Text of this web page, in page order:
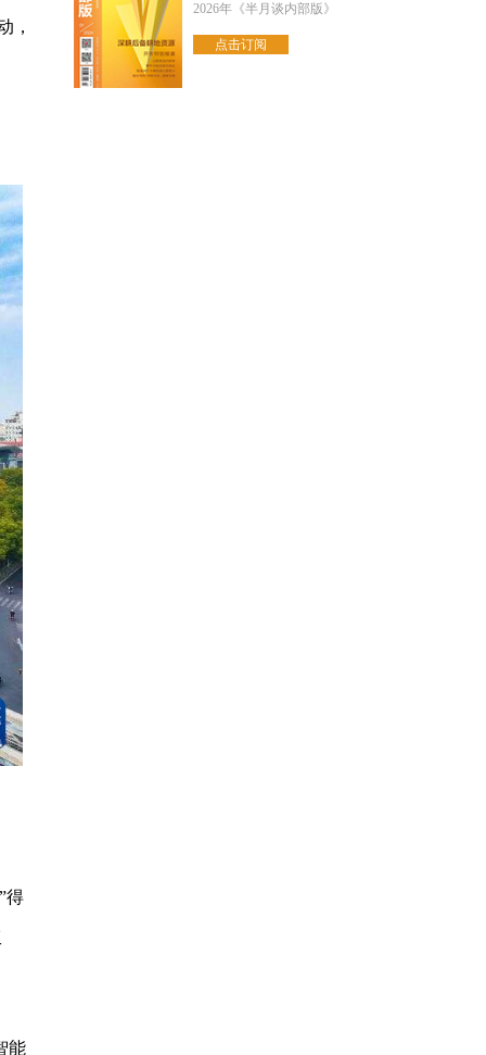
，
得
能
2026年《半月谈内部版》
点击订阅